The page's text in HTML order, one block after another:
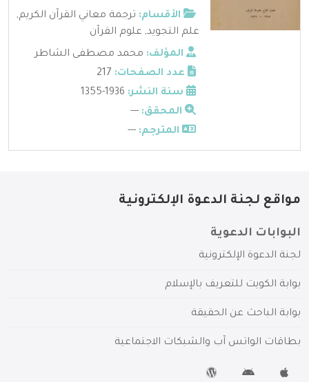
الأقسام: ترجمة معاني القرآن الكريم,
علم التجويد, علوم القرآن
المؤلف: محمد مصطفى الشاطر
عدد الصفحات:
سنة النشر:
المحقق: ---
المترجم: ---
مواقع لجنة الدعوة الإلكترونية
البوابات الدعوية
لجنة الدعوة الإلكترونية
بوابة الكويت للتعريف بالإسلام
بوابة الباحث عن الحقيقة
بطاقات الواتس آب والشبكات الاجتماعية